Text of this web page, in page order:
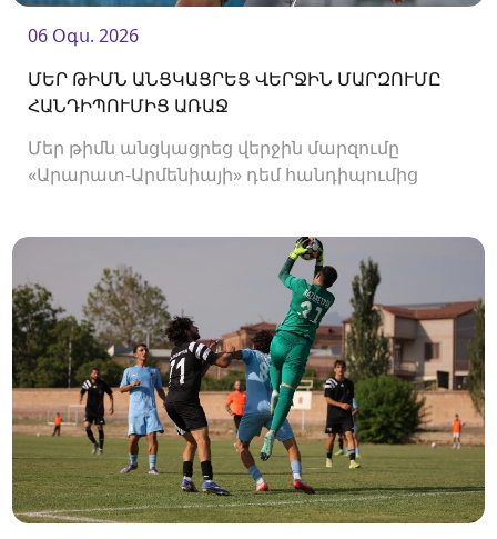
06 Օգս. 2026
ՄԵՐ ԹԻՄՆ ԱՆՑԿԱՑՐԵՑ ՎԵՐՋԻՆ ՄԱՐԶՈՒՄԸ
ՀԱՆԴԻՊՈՒՄԻՑ ԱՌԱՋ
Մեր թիմն անցկացրեց վերջին մարզումը
«Արարատ-Արմենիայի» դեմ հանդիպումից